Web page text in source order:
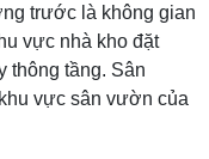
trước là không gian
vực nhà kho đặt
thông tầng. Sân
vực sân vườn của